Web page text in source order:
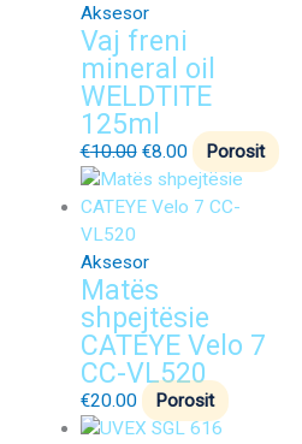
Aksesor
Vaj freni
mineral oil
WELDTITE
125ml
€10.00 €8.00 Porosit
Aksesor
Matës
shpejtësie
CATEYE Velo 7
CC-VL520
€20.00 Porosit